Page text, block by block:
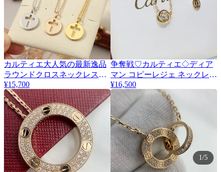
1/5
カルティエ大人気の最新逸品
ラウンドクロスネックレスコ
ピー 386481
¥15,700
争奪戦♡カルティエ◇ディア
マン コピーレジェ ネックレス
kaz92550
¥16,500